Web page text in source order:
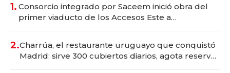
1. Consorcio integrado por Saceem inició obra del
primer viaducto de los Accesos Este a
2.Charrúa, el restaurante uruguayo que conquistó
Madrid: sirve 300 cubiertos diarios, agota reservas